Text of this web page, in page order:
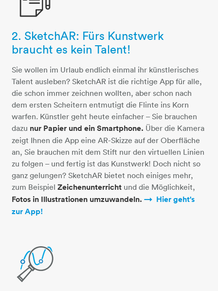
papier-bleistift
2. SketchAR: Fürs Kunstwerk
braucht es kein Talent!
Sie wollen im Urlaub endlich einmal ihr künstlerisches
Talent ausleben? SketchAR ist die richtige App für alle,
die schon immer zeichnen wollten, aber schon nach
dem ersten Scheitern entmutigt die Flinte ins Korn
warfen. Künstler geht heute einfacher – Sie brauchen
dazu nur Papier und ein Smartphone. Über die Kamera
zeigt Ihnen die App eine AR-Skizze auf der Oberfläche
an, Sie brauchen mit dem Stift nur den virtuellen Linien
zu folgen – und fertig ist das Kunstwerk! Doch nicht so
ganz gelungen? SketchAR bietet noch einiges mehr,
zum Beispiel Zeichenunterricht und die Möglichkeit,
Fotos in Illustrationen umzuwandeln.
Hier geht's
zur App!​​​​​​​​​​​​​​